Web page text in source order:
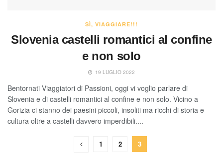
SÌ, VIAGGIARE!!!
Slovenia castelli romantici al confine
e non solo
19 LUGLIO 2022
Bentornati Viaggiatori di Passioni, oggi vi voglio parlare di
Slovenia e di castelli romantici al confine e non solo. Vicino a
Gorizia ci stanno dei paesini piccoli, insoliti ma ricchi di storia e
cultura oltre a castelli davvero imperdibili....
1 2 3